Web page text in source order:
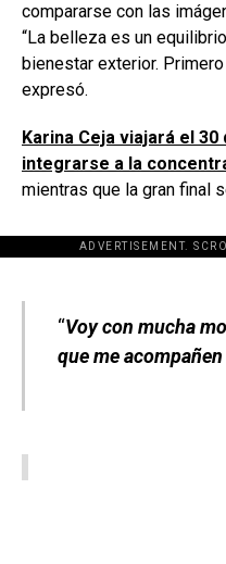
compararse con las
“La belleza es un
bienestar exterior.
expresó.
Karina Ceja viajará el
integrarse a la
mientras que la gran final
ADVERTISEMENT.
“Voy con mucha
que me